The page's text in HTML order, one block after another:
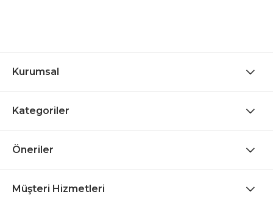
Kurumsal
Kategoriler
Öneriler
Müşteri Hizmetleri